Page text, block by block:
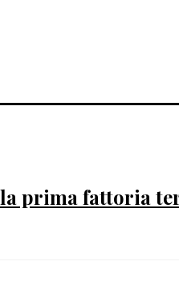
prima fattoria